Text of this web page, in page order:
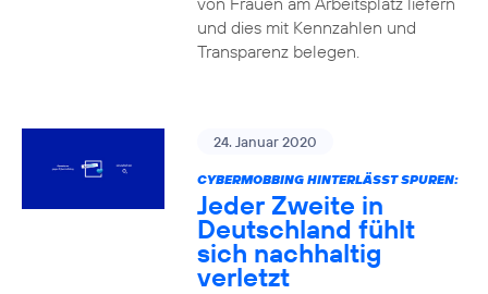
und dies mit Kennzahlen und
Transparenz belegen.
24. Januar 2020
CYBERMOBBING HINTERLÄSST SPUREN:
Jeder Zweite in
Deutschland fühlt
sich nachhaltig
verletzt